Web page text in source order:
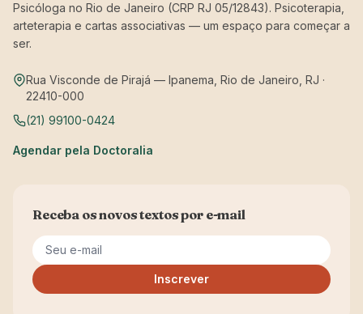
Psicóloga no Rio de Janeiro (CRP RJ 05/12843). Psicoterapia,
arteterapia e cartas associativas — um espaço para começar a
ser.
Rua Visconde de Pirajá — Ipanema, Rio de Janeiro, RJ ·
22410-000
(21) 99100-0424
Agendar pela Doctoralia
Receba os novos textos por e-mail
Seu e-mail
Inscrever